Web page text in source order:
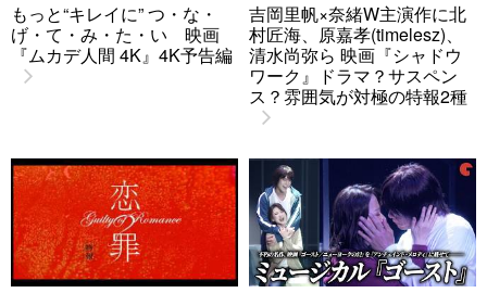
もっと“キレイに” つ・な・
げ・て・み・た・い 映画
『ムカデ人間 4K』4K予告編
吉岡里帆×奈緒W主演作に北
村匠海、原嘉孝(timelesz)、
清水尚弥ら 映画『シャドウ
ワーク』ドラマ？サスペン
ス？雰囲気が対極の特報2種